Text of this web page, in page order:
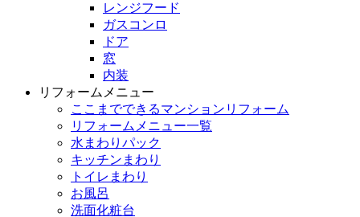
レンジフード
ガスコンロ
ドア
窓
内装
リフォームメニュー
ここまでできるマンションリフォーム
リフォームメニュー一覧
水まわりパック
キッチンまわり
トイレまわり
お風呂
洗面化粧台